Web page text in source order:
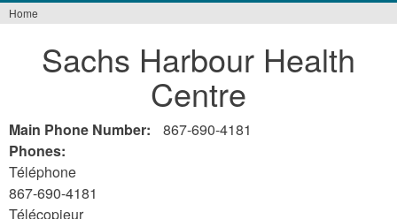
Home
Sachs Harbour Health
Centre
Main Phone Number:
867-690-4181
Phones:
Téléphone
867-690-4181
Télécopieur